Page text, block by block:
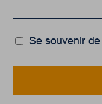
Se souvenir